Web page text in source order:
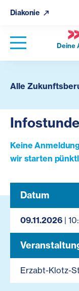
Diakonie
Deine
Alle
Keine
wir starten
Datum
09.11.2026 |
Erzabt-Klotz-